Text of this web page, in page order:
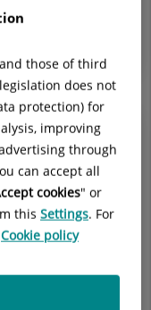
D con
mundial del
realizar
those of third
does not
protection) for
improving
through
can accept all
cookies" or
this Settings. For
Cookie policy